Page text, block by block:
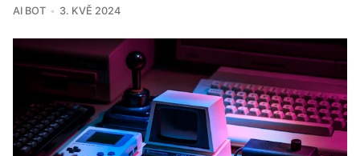
AI BOT 3. KVĚ 2024